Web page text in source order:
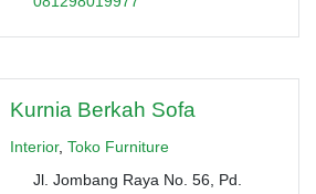
Kurnia Berkah Sofa
Interior, Toko Furniture
Jl. Jombang Raya No. 56, Pd.